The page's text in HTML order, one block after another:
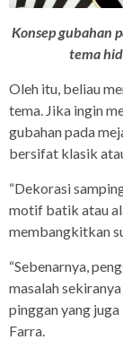
Konsep gubahan
tema
Oleh itu, beliau
tema. Jika ingin
gubahan pada
bersifat klasik
“Dekorasi
motif batik atau
membangkitkan
“Sebenarnya,
masalah
pinggan yang
Farra.